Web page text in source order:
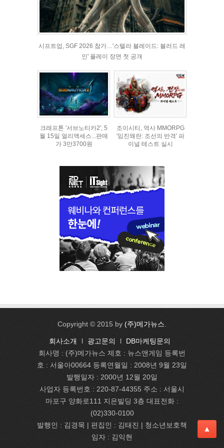
시프트업, SGF 2026 참가…'스텔라 블레이드: 블러드 레
인' 플레이 장면 첫 공개
크래프톤 '서브노티카2', 5
월 15일 얼리액세스...판매
가 3만3700원
조이시티, 역사 MMORPG
'임진왜란: 조선의 반격' 파
이널 테스트 실시
Copyright © 2015 by (주)메가뉴스.
회사소개 l 광고문의 l
DB마케팅문의
회사명 : (주)메가뉴스 제호 : 뉴스앤게임 등록번
호 : 서울아00664 등록연월일 : 2008년 9월 23일
발행일자 : 2000년 12월 20일
사업자 등록번호 : 220-87-44355 주소 : 서울시
마포구 양화로111 지은빌딩 3층 대표전화 :
(02)330-0100
발행인 : 김경묵 | 편집인 : 김태진 | 청소년보호책
임자 : 김익현
▲